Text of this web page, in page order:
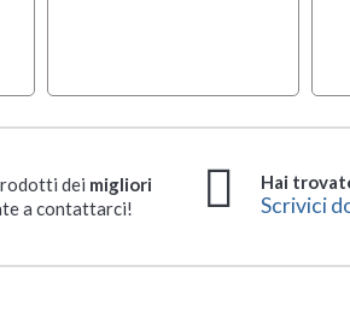
dei migliori
a contattarci!
Hai
Scrivici